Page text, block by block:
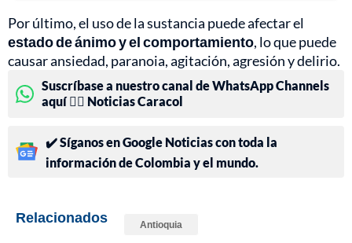
Por último, el uso de la sustancia puede afectar el
estado de ánimo y el comportamiento, lo que puede
causar ansiedad, paranoia, agitación, agresión y delirio.
Suscríbase a nuestro canal de WhatsApp Channels
aquí 👉🏻 Noticias Caracol
✔️ Síganos en Google Noticias con toda la
información de Colombia y el mundo.
Relacionados Antioquia